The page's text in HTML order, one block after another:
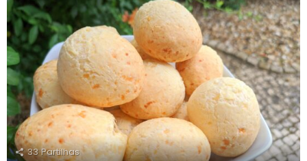
33 Partilhas